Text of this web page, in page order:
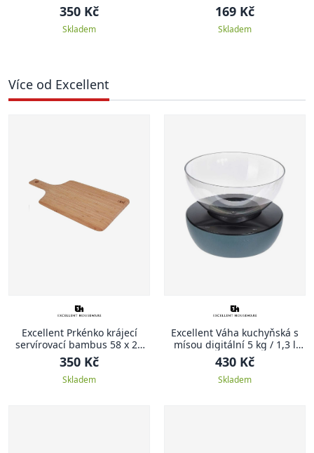
ks
350 Kč
Skladem
169 Kč
Skladem
Více od Excellent
Excellent Prkénko krájecí
servírovací bambus 58 x 28
cm
350 Kč
Skladem
Excellent Váha kuchyňská s
mísou digitální 5 kg / 1,3 l
zelená
430 Kč
Skladem